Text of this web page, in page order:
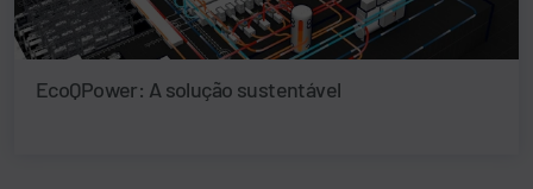
EcoQPower: A solução sustentável